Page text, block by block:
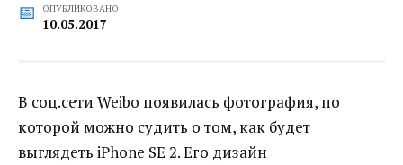
ОПУБЛИКОВАНО
10.05.2017
В соц.сети Weibo появилась фотография, по
которой можно судить о том, как будет
выглядеть iPhone SE 2. Его дизайн